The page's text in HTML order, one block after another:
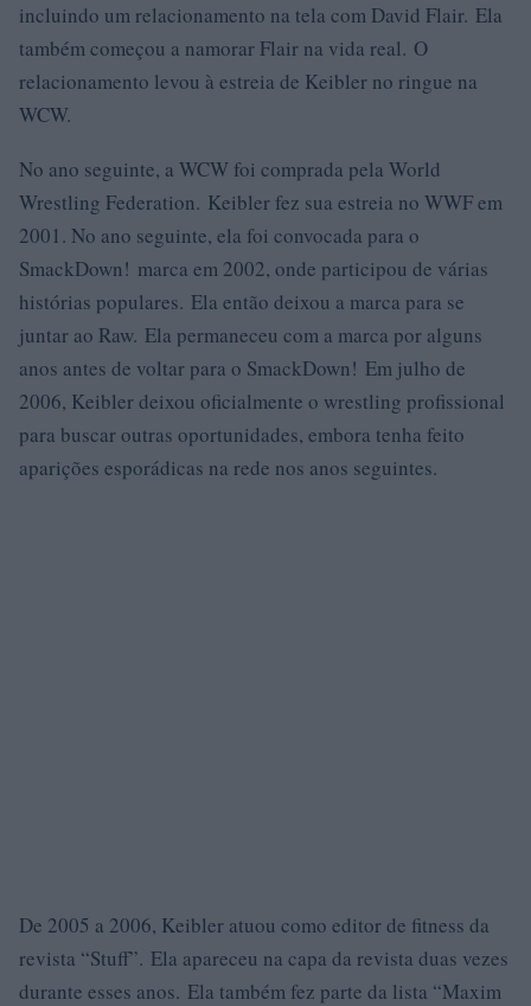
incluindo um relacionamento na tela com David Flair. Ela
também começou a namorar Flair na vida real. O
relacionamento levou à estreia de Keibler no ringue na
WCW.
No ano seguinte, a WCW foi comprada pela World
Wrestling Federation. Keibler fez sua estreia no WWF em
2001. No ano seguinte, ela foi convocada para o
SmackDown! marca em 2002, onde participou de várias
histórias populares. Ela então deixou a marca para se
juntar ao Raw. Ela permaneceu com a marca por alguns
anos antes de voltar para o SmackDown! Em julho de
2006, Keibler deixou oficialmente o wrestling profissional
para buscar outras oportunidades, embora tenha feito
aparições esporádicas na rede nos anos seguintes.
De 2005 a 2006, Keibler atuou como editor de fitness da
revista “Stuff”. Ela apareceu na capa da revista duas vezes
durante esses anos. Ela também fez parte da lista “Maxim